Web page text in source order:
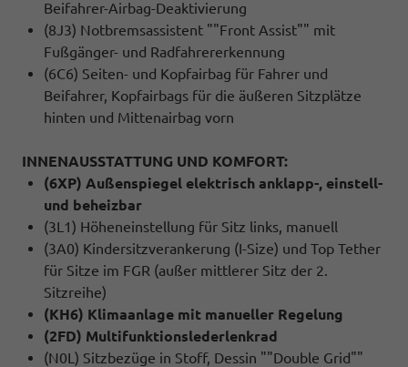
Beifahrer-Airbag-Deaktivierung
(8J3) Notbremsassistent ""Front Assist"" mit
Fußgänger- und Radfahrererkennung
(6C6) Seiten- und Kopfairbag für Fahrer und
Beifahrer, Kopfairbags für die äußeren Sitzplätze
hinten und Mittenairbag vorn
INNENAUSSTATTUNG UND KOMFORT:
(6XP) Außenspiegel elektrisch anklapp-, einstell-
und beheizbar
(3L1) Höheneinstellung für Sitz links, manuell
(3A0) Kindersitzverankerung (I-Size) und Top Tether
für Sitze im FGR (außer mittlerer Sitz der 2.
Sitzreihe)
(KH6) Klimaanlage mit manueller Regelung
(2FD) Multifunktionslederlenkrad
(N0L) Sitzbezüge in Stoff, Dessin ""Double Grid""